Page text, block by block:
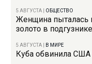
5 АВГУСТА ОБЩЕСТВО
Женщина пыталась
золото в
5 АВГУСТА В МИРЕ
Куба обвинила